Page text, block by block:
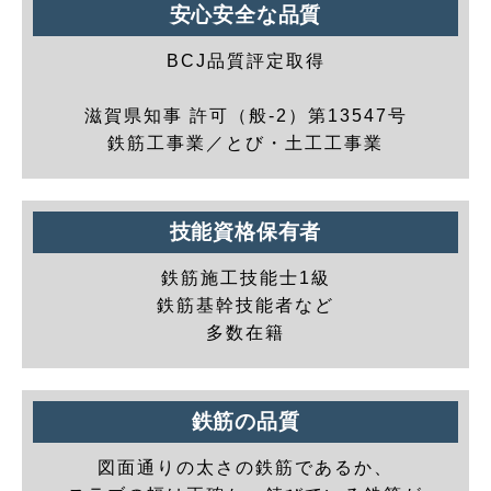
安心安全な品質
BCJ品質評定取得
滋賀県知事 許可（般-2）第13547号
鉄筋工事業／とび・土工工事業
技能資格保有者
鉄筋施工技能士1級
鉄筋基幹技能者など
多数在籍
鉄筋の品質
図面通りの太さの鉄筋であるか、